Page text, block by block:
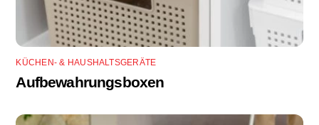
KÜCHEN- & HAUSHALTSGERÄTE
Aufbewahrungsboxen